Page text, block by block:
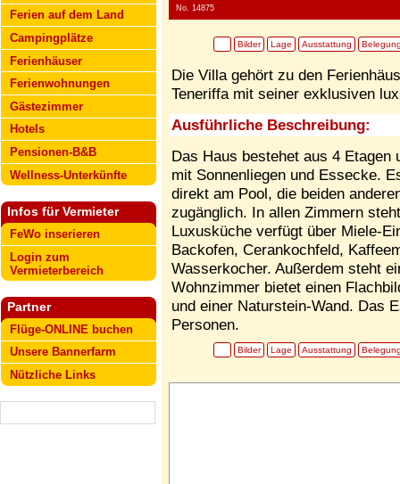
Ferien auf dem Land
Campingplätze
Ferienhäuser
Ferienwohnungen
Gästezimmer
Hotels
Pensionen-B&B
Wellness-Unterkünfte
Infos für Vermieter
FeWo inserieren
Login zum
Vermieterbereich
Partner
Flüge-ONLINE buchen
Unsere Bannerfarm
Nützliche Links
No. 14875
Bilder Lage Ausstattung
Die Villa gehört zu den
Teneriffa mit seiner exklusiven
Ausführliche Beschreibung:
Das Haus bestehet aus 4 Etagen
mit Sonnenliegen und Essecke.
direkt am Pool, die beiden
zugänglich. In allen Zimmern
Luxusküche verfügt über Miele-
Backofen, Cerankochfeld,
Wasserkocher. Außerdem steht
Wohnzimmer bietet einen
und einer Naturstein-Wand. Das
Personen.
Bilder Lage Ausstattung